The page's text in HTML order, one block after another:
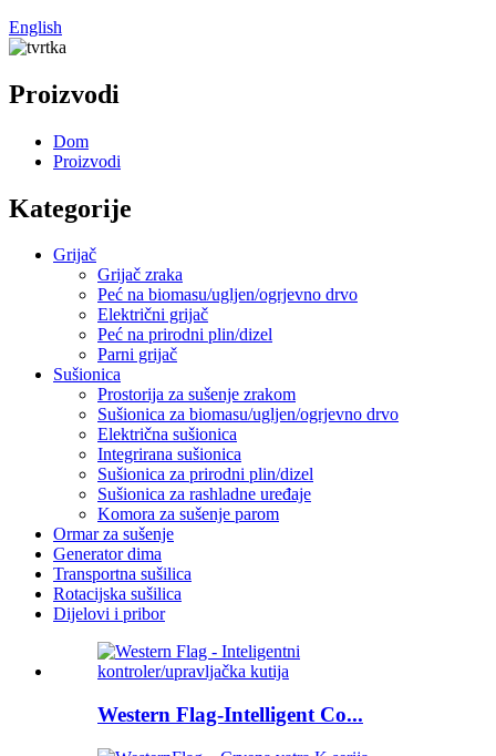
English
Proizvodi
Dom
Proizvodi
Kategorije
Grijač
Grijač zraka
Peć na biomasu/ugljen/ogrjevno drvo
Električni grijač
Peć na prirodni plin/dizel
Parni grijač
Sušionica
Prostorija za sušenje zrakom
Sušionica za biomasu/ugljen/ogrjevno drvo
Električna sušionica
Integrirana sušionica
Sušionica za prirodni plin/dizel
Sušionica za rashladne uređaje
Komora za sušenje parom
Ormar za sušenje
Generator dima
Transportna sušilica
Rotacijska sušilica
Dijelovi i pribor
Western Flag-Intelligent Co...